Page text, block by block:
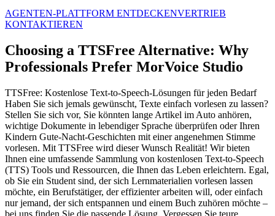
AGENTEN-PLATTFORM ENTDECKENVERTRIEB
KONTAKTIEREN
Choosing a TTSFree Alternative: Why
Professionals Prefer MorVoice Studio
TTSFree: Kostenlose Text-to-Speech-Lösungen für jeden Bedarf
Haben Sie sich jemals gewünscht, Texte einfach vorlesen zu lassen?
Stellen Sie sich vor, Sie könnten lange Artikel im Auto anhören,
wichtige Dokumente in lebendiger Sprache überprüfen oder Ihren
Kindern Gute-Nacht-Geschichten mit einer angenehmen Stimme
vorlesen. Mit TTSFree wird dieser Wunsch Realität! Wir bieten
Ihnen eine umfassende Sammlung von kostenlosen Text-to-Speech
(TTS) Tools und Ressourcen, die Ihnen das Leben erleichtern. Egal,
ob Sie ein Student sind, der sich Lernmaterialien vorlesen lassen
möchte, ein Berufstätiger, der effizienter arbeiten will, oder einfach
nur jemand, der sich entspannen und einem Buch zuhören möchte –